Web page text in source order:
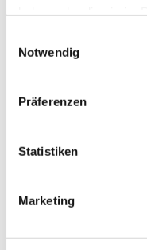
Notwendig
Präferenzen
Statistiken
Marketing